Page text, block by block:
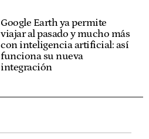
Google Earth ya permite
viajar al pasado y mucho más
con inteligencia artificial: así
funciona su nueva
integración